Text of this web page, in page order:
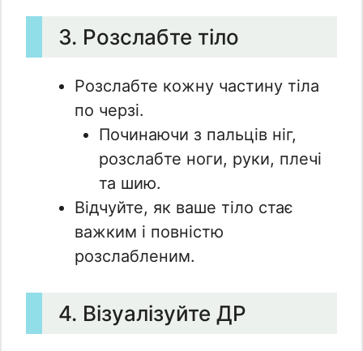
3. Розслабте тіло
Розслабте кожну частину тіла
по черзі.
Починаючи з пальців ніг,
розслабте ноги, руки, плечі
та шию.
Відчуйте, як ваше тіло стає
важким і повністю
розслабленим.
4. Візуалізуйте ДР